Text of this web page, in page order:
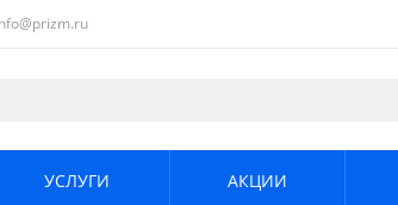
и
Продолжая
использования.
.
УСЛУГИ АКЦИИ